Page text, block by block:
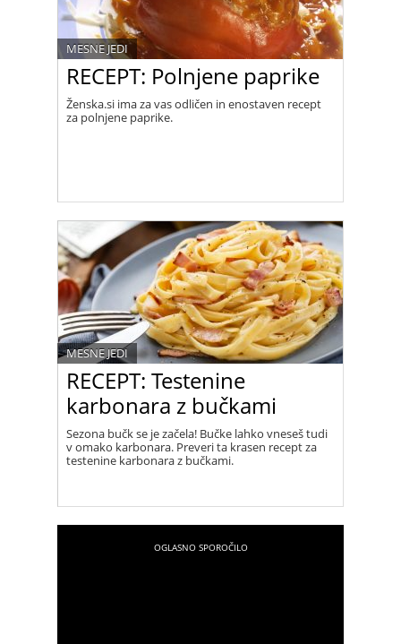
RECEPT: Polnjene paprike
MESNE JEDI
Ženska.si ima za vas odličen in enostaven recept
za polnjene paprike.
RECEPT: Testenine
karbonara z bučkami
MESNE JEDI
Sezona bučk se je začela! Bučke lahko vneseš tudi
v omako karbonara. Preveri ta krasen recept za
testenine karbonara z bučkami.